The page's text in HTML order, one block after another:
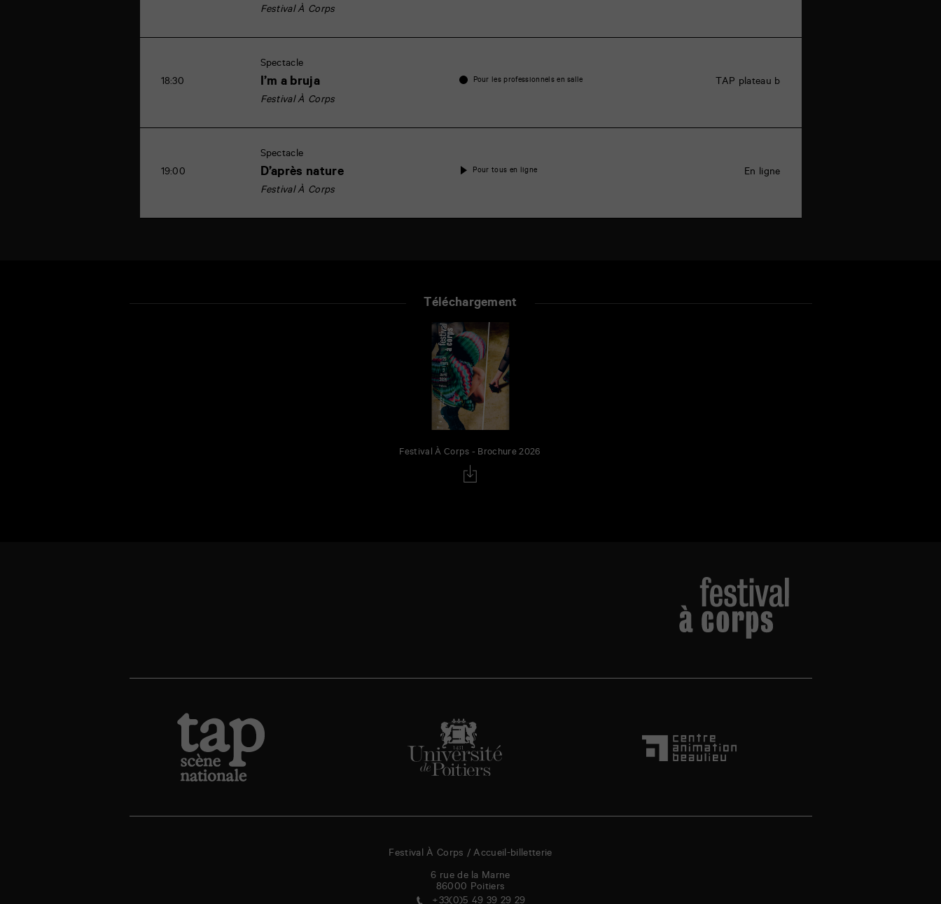
Festival À Corps
18:30
Spectacle
I’m a bruja
Festival À Corps
Pour les professionnels en salle TAP plateau b
19:00
Spectacle
D’après nature
Festival À Corps
Pour tous en ligne En ligne
Téléchargement
Festival À Corps - Brochure 2026
Festival À Corps / Accueil-billetterie
6 rue de la Marne
86000 Poitiers